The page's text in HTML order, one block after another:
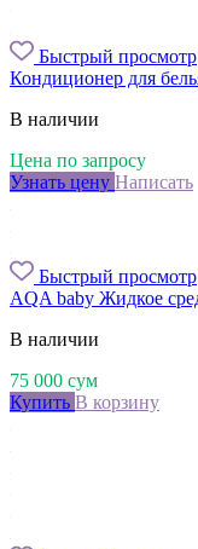
Быстрый просмотр
Кондиционер для
В наличии
Цена по запросу
Узнать цену Написать
Быстрый просмотр
AQA baby Жидкое
В наличии
75 000 сум
Купить В корзину